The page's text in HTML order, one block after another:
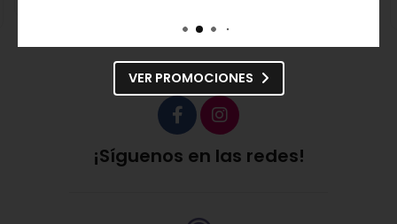
¡Síguenos en las redes!
VER PROMOCIONES